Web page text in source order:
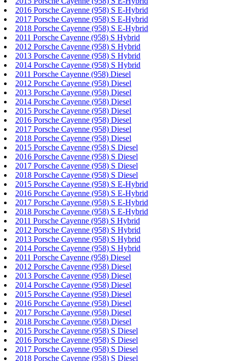
2016 Porsche Cayenne (958) S E-Hybrid
2017 Porsche Cayenne (958) S E-Hybrid
2018 Porsche Cayenne (958) S E-Hybrid
2011 Porsche Cayenne (958) S Hybrid
2012 Porsche Cayenne (958) S Hybrid
2013 Porsche Cayenne (958) S Hybrid
2014 Porsche Cayenne (958) S Hybrid
2011 Porsche Cayenne (958) Diesel
2012 Porsche Cayenne (958) Diesel
2013 Porsche Cayenne (958) Diesel
2014 Porsche Cayenne (958) Diesel
2015 Porsche Cayenne (958) Diesel
2016 Porsche Cayenne (958) Diesel
2017 Porsche Cayenne (958) Diesel
2018 Porsche Cayenne (958) Diesel
2015 Porsche Cayenne (958) S Diesel
2016 Porsche Cayenne (958) S Diesel
2017 Porsche Cayenne (958) S Diesel
2018 Porsche Cayenne (958) S Diesel
2015 Porsche Cayenne (958) S E-Hybrid
2016 Porsche Cayenne (958) S E-Hybrid
2017 Porsche Cayenne (958) S E-Hybrid
2018 Porsche Cayenne (958) S E-Hybrid
2011 Porsche Cayenne (958) S Hybrid
2012 Porsche Cayenne (958) S Hybrid
2013 Porsche Cayenne (958) S Hybrid
2014 Porsche Cayenne (958) S Hybrid
2011 Porsche Cayenne (958) Diesel
2012 Porsche Cayenne (958) Diesel
2013 Porsche Cayenne (958) Diesel
2014 Porsche Cayenne (958) Diesel
2015 Porsche Cayenne (958) Diesel
2016 Porsche Cayenne (958) Diesel
2017 Porsche Cayenne (958) Diesel
2018 Porsche Cayenne (958) Diesel
2015 Porsche Cayenne (958) S Diesel
2016 Porsche Cayenne (958) S Diesel
2017 Porsche Cayenne (958) S Diesel
2018 Porsche Cayenne (958) S Diesel